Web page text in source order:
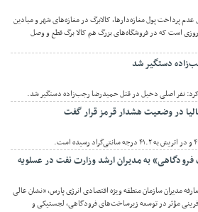
به دلیل عدم پرداخت پول مغازه‌دارها، کالابرگ در مغازه‌های شهر و میادین
روزی است که در فروشگاه‌های بزرگ هم کالا برگ قطع ‌و وصل
دستگیر شد
نفر اصلی دخیل در قتل حمیدرضا رجب‌زاده دستگیر شد.
در وضعیت هشدار قرمز قرار گفت
به مدیران ارشد وزارت نفت در عسلویه
مدیران سازمان منطقه ویژه اقتصادی انرژی پارس، «نشان عالی
مؤثر در توسعه زیرساخت‌های فرودگاهی، لجستیکی و